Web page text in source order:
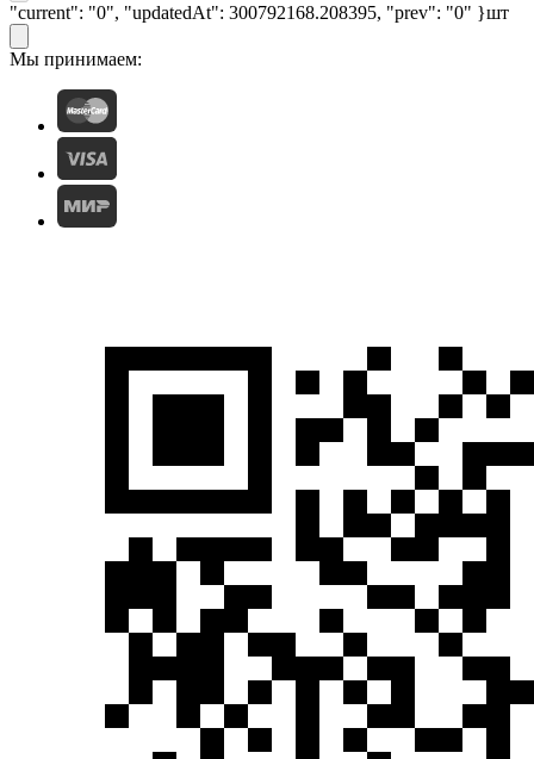
"current": "0", "updatedAt": 300792168.208395, "prev": "0" }шт
Мы принимаем: